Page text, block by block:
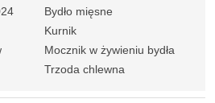
Bydło mięsne
Kurnik
Mocznik w żywieniu bydła
Trzoda chlewna